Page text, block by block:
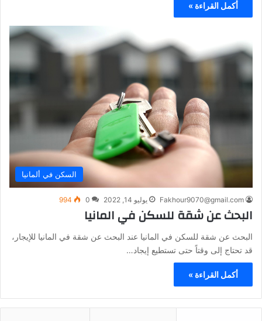
أكمل القراءة »
السكن في ألمانيا
Fakhour9070@gmail.com يوليو 14, 2022 0
994
البحث عن شقة للسكن في المانيا
البحث عن شقة للسكن في المانيا عند البحث عن شقة في المانيا للإيجار،
قد تحتاج إلى وقتاً حتى تستطيع إيجاد…
أكمل القراءة »